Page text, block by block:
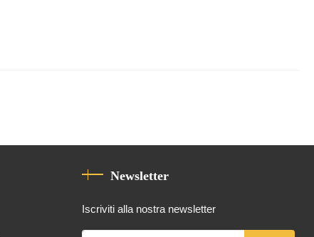
Newsletter
Iscriviti alla nostra newsletter